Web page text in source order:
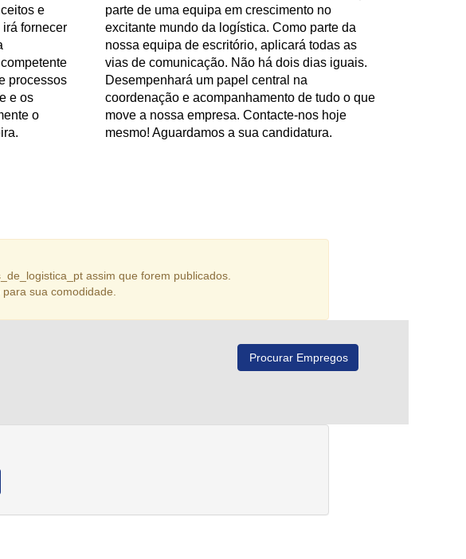
e
fornecer
processos
e os
o
parte de uma equipa em crescimento no
excitante mundo da logística. Como parte da
nossa equipa de escritório, aplicará todas as
vias de comunicação. Não há dois dias iguais.
Desempenhará um papel central na
coordenação e acompanhamento de tudo o que
move a nossa empresa. Contacte-nos hoje
mesmo! Aguardamos a sua candidatura.
assim que forem publicados.
sua comodidade.